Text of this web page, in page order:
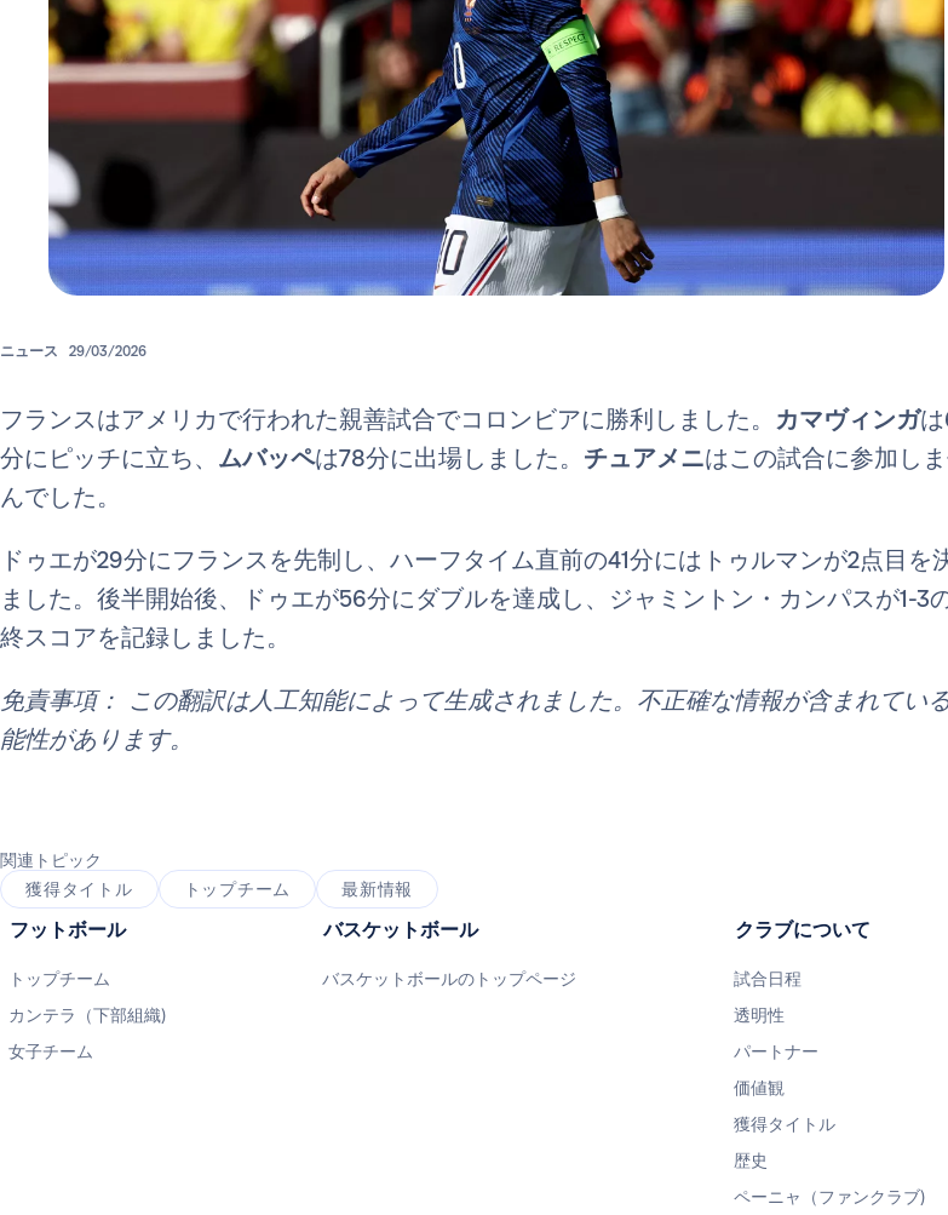
ニュース 29/03/2026
フランスはアメリカで行われた親善試合でコロンビアに勝利しました。 カマヴィンガ
分にピッチに立ち、 ムバッペは78分に出場しました。 チュアメニはこの試合に参加し
んでした。
ドゥエが29分にフランスを先制し、ハーフタイム直前の41分にはトゥルマンが2点目を
ました。後半開始後、ドゥエが56分にダブルを達成し、ジャミントン・カンパスが1-3
終スコアを記録しました。
免責事項： この翻訳は人工知能によって生成されました。不正確な情報が含まれてい
能性があります。
関連トピック
獲得タイトル
トップチーム 最新情報
フットボール
トップチーム
カンテラ（下部組織)
女子チーム
バスケットボール
バスケットボールのトップページ
クラブについて
試合日程
透明性
パートナー
価値観
獲得タイトル
歴史
ペーニャ（ファンクラブ)